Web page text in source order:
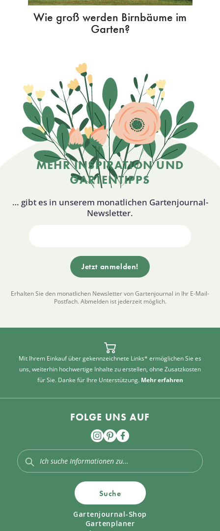
Wie groß werden Birnbäume im
Garten?
MEHR INSPIRATION UND
GARTENTIPPS
… gibt es in unserem monatlichen Gartenjournal-
Newsletter.
Erhalten Sie den monatlichen Newsletter von Gartenjournal in Ihr E-Mail-
Postfach. Abmelden ist jederzeit möglich.
Mit Ihrem Einkauf über gekennzeichnete Links* ermöglichen Sie es
uns, weiterhin hochwertige Inhalte zu erstellen, ohne Zusatzkosten
für Sie. Danke für Ihre Unterstützung. Mehr erfahren
FOLGE UNS AUF
Suche
Gartenjournal-Shop
Gartenplaner